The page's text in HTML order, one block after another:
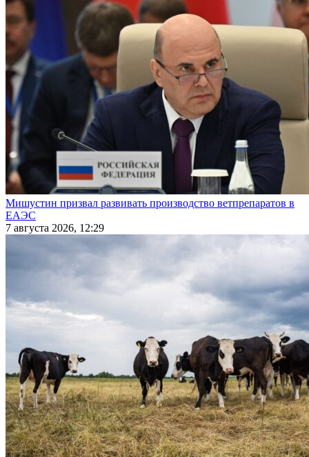
Мишустин призвал развивать производство ветпрепаратов в
ЕАЭС
7 августа 2026, 12:29